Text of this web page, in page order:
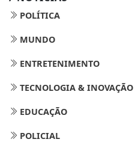
POLÍTICA
MUNDO
ENTRETENIMENTO
TECNOLOGIA & INOVAÇÃO
EDUCAÇÃO
POLICIAL